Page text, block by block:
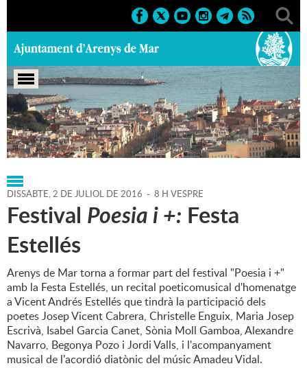
Portada > Regidories > Cultura > Agenda > 02-07-2016
DISSABTE,2 DE JULIOL DE 2016 - 8 H VESPRE
Festival Poesia i +: Festa
Estellés
Arenys de Mar torna a formar part del festival "Poesia i +"
amb la Festa Estellés, un recital poeticomusical d'homenatge
a Vicent Andrés Estellés que tindrà la participació dels
poetes Josep Vicent Cabrera, Christelle Enguix, Maria Josep
Escrivà, Isabel Garcia Canet, Sònia Moll Gamboa, Alexandre
Navarro, Begonya Pozo i Jordi Valls, i l'acompanyament
musical de l'acordió diatònic del músic Amadeu Vidal.